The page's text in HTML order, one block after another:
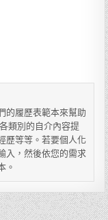
的履歷表範本來幫助
類別的自介內容提
歷等等。若要個人化
入，然後依您的需求
。